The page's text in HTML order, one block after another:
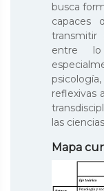
busca
capaces
transmitir
entre
reflexivas
las
Mapa